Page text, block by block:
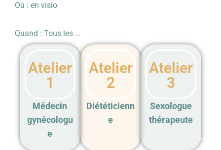
Où : en visio
Quand : Tous les …
Atelier
1
Médecin
gynécologu
e
Atelier
2
Diététicienn
e
Atelier
3
Sexologue
thérapeute